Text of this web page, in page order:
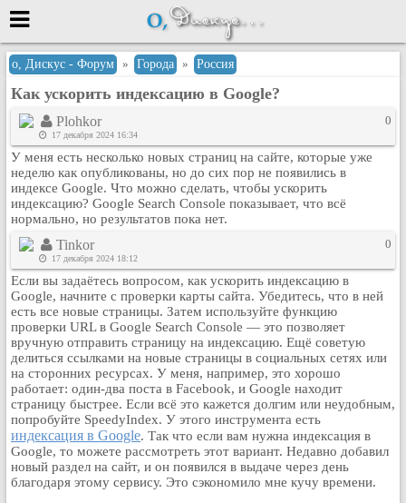
Меню
или войти через
Вход с 7ooo.ru
Регистрация
Забыли пароль?
Данные авторизации одинаковые с
сайтом 7ooo.ru
Форумы
Главная
Поиск
Новые сообщения
Беседы
Игры
Кулинария
Физкультура и спорт
Видео и Кино
Авто. Мото.
о, Дискус - Форум » Города » Россия
Как ускорить индексацию в Google?
Plohkor
17 декабря 2024 16:34
0
У меня есть несколько новых страниц на сайте, которые уже
неделю как опубликованы, но до сих пор не появились в
индексе Google. Что можно сделать, чтобы ускорить
индексацию? Google Search Console показывает, что всё
нормально, но результатов пока нет.
Tinkor
17 декабря 2024 18:12
0
Если вы задаётесь вопросом, как ускорить индексацию в
Google, начните с проверки карты сайта. Убедитесь, что в ней
есть все новые страницы. Затем используйте функцию
проверки URL в Google Search Console — это позволяет
вручную отправить страницу на индексацию. Ещё советую
делиться ссылками на новые страницы в социальных сетях или
на сторонних ресурсах. У меня, например, это хорошо
работает: один-два поста в Facebook, и Google находит
страницу быстрее. Если всё это кажется долгим или неудобным,
попробуйте SpeedyIndex. У этого инструмента есть
индексация в Google. Так что если вам нужна индексация в
Google, то можете рассмотреть этот вариант. Недавно добавил
новый раздел на сайт, и он появился в выдаче через день
благодаря этому сервису. Это сэкономило мне кучу времени.